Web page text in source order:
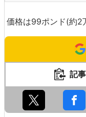
価格は99ポンド(約2
記